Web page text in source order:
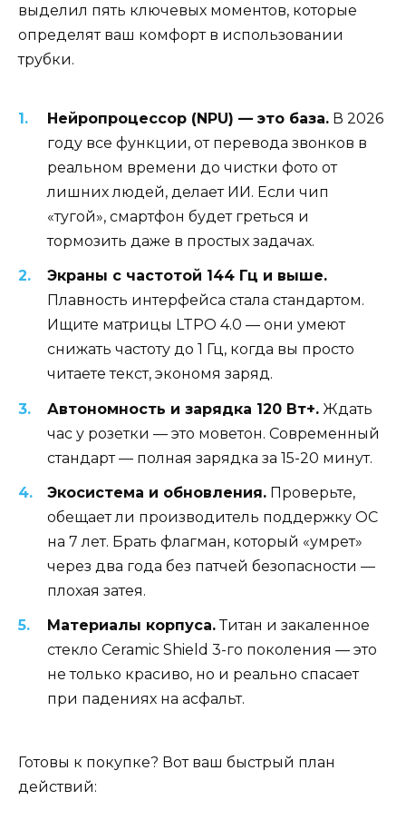
выделил пять ключевых моментов, которые
определят ваш комфорт в использовании
трубки.
Нейропроцессор (NPU) — это база. В 2026
году все функции, от перевода звонков в
реальном времени до чистки фото от
лишних людей, делает ИИ. Если чип
«тугой», смартфон будет греться и
тормозить даже в простых задачах.
Экраны с частотой 144 Гц и выше.
Плавность интерфейса стала стандартом.
Ищите матрицы LTPO 4.0 — они умеют
снижать частоту до 1 Гц, когда вы просто
читаете текст, экономя заряд.
Автономность и зарядка 120 Вт+. Ждать
час у розетки — это моветон. Современный
стандарт — полная зарядка за 15-20 минут.
Экосистема и обновления. Проверьте,
обещает ли производитель поддержку ОС
на 7 лет. Брать флагман, который «умрет»
через два года без патчей безопасности —
плохая затея.
Материалы корпуса.Титан и закаленное
стекло Ceramic Shield 3-го поколения — это
не только красиво, но и реально спасает
при падениях на асфальт.
Готовы к покупке? Вот ваш быстрый план
действий: